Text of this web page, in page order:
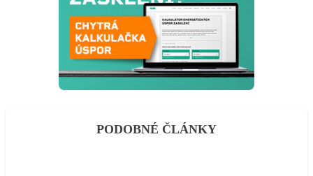
PODOBNÉ ČLÁNKY